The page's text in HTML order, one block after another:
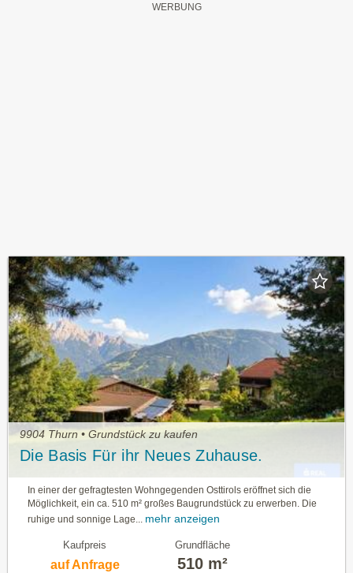
9904 Thurn • Grundstück zu kaufen
Die Basis Für ihr Neues Zuhause.
In einer der gefragtesten Wohngegenden Osttirols eröffnet sich die
Möglichkeit, ein ca. 510 m² großes Baugrundstück zu erwerben. Die
ruhige und sonnige Lage... mehr anzeigen
Kaufpreis
auf Anfrage
Grundfläche
510 m²